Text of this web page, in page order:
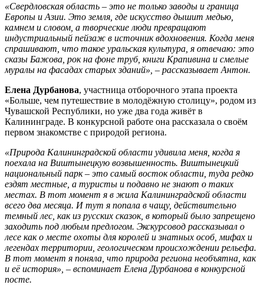
«Свердловская область – это не только заводы и граница
Европы и Азии. Это земля, где искусство дышит медью,
камнем и словом, а творческие люди превращают
индустриальный пейзаж в источник вдохновения. Когда меня
спрашивают, что такое уральская культура, я отвечаю: это
сказы Бажова, рок на фоне труб, книги Крапивина и смелые
муралы на фасадах старых зданий», – рассказывает Антон.
Елена Дурбанова, участница отборочного этапа проекта
«Больше, чем путешествие в молодёжную столицу», родом из
Чувашской Республики, но уже два года живёт в
Калининграде. В конкурсной работе она рассказала о своём
первом знакомстве с природой региона.
«Природа Калининградской области удивила меня, когда я
поехала на Виштынецкую возвышенность. Виштынецкий
национальный парк – это самый восток области, туда редко
ездят местные, а туристы и подавно не знают о таких
местах. В тот момент я в жила Калининградской области
всего два месяца. И тут я попала в чащу, действительно
темный лес, как из русских сказок, в который было запрещено
заходить под любым предлогом. Экскурсовод рассказывал о
лесе как о месте охоты для королей и знатных особ, мифах и
легендах территории, геологическом происхождении рельефа.
В тот момент я поняла, что природа региона необъятна, как
и её история», – вспоминает Елена Дурбанова в конкурсной
посте.